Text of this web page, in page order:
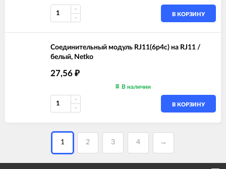
В КОРЗИНУ
Соединительный модуль RJ11(6p4c) на RJ11 /
белый, Netko
27,56 ₽
В наличии
В КОРЗИНУ
1 2 3 4 →